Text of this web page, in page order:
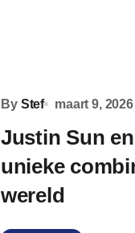
By Stef maart 9, 2026
Justin Sun
unieke
wereld